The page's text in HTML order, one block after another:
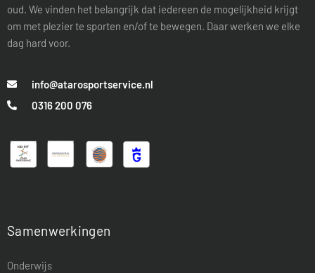
oud. We vinden het belangrijk dat iedereen de mogelijkheid krijgt
om met plezier te sporten en/of te bewegen. Daar werken we elke
dag hard voor.
info@atarosportservice.nl
0316 200 076
Samenwerkingen
Onderwijs